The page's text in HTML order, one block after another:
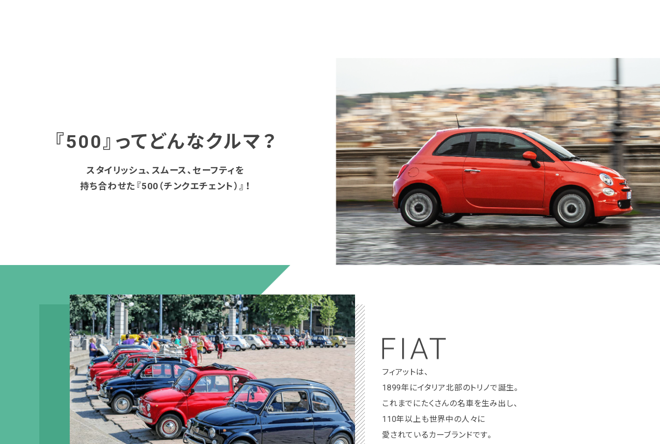
『500』ってどんなクルマ？
スタイリッシュ、スムース、セーフティを
持ち合わせた『500（チンクエチェント）』！
フィアットは、
1899年にイタリア北部のトリノで誕生。
これまでにたくさんの名車を生み出し、
110年以上も世界中の人々に
愛されているカーブランドです。